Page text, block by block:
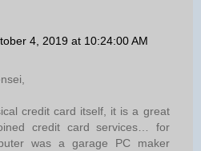
4, 2019 at 10:24:00 AM
credit card itself, it is a great
credit card services… for
was a garage PC maker